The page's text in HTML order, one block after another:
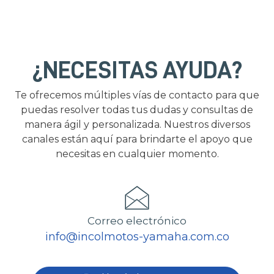
¿NECESITAS AYUDA?
Te ofrecemos múltiples vías de contacto para que
puedas resolver todas tus dudas y consultas de
manera ágil y personalizada. Nuestros diversos
canales están aquí para brindarte el apoyo que
necesitas en cualquier momento.
Correo electrónico
info@incolmotos-yamaha.com.co